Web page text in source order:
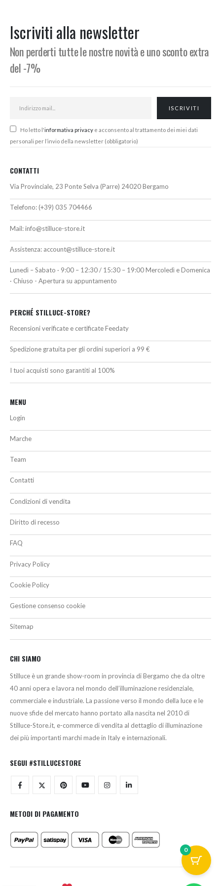
Iscriviti alla newsletter
Non perderti tutte le nostre novità e uno sconto extra
del -7%
Ho letto l'informativa privacy e acconsento al trattamento dei miei dati
personali per l’invio della newsletter (obbligatorio)
CONTATTI
Via Provinciale, 23 Ponte Selva (Parre) 24020 Bergamo
Telefono: (+39) 035 704466
Mail:info@stilluce-store.it
Assistenza: account@stilluce-store.it
Lunedì – Sabato · 9:00 – 12:30 / 15:30 – 19:00 Mercoledì e Domenica
· Chiuso - Apertura su appuntamento
PERCHÉ STILLUCE-STORE?
Recensioni verificate e certificate Feedaty
Spedizione gratuita per gli ordini superiori a 99 €
I tuoi acquisti sono garantiti al 100%
MENU
Login
Marche
Team
Contatti
Condizioni di vendita
Diritto di recesso
FAQ
Privacy Policy
Cookie Policy
Gestione consenso cookie
Sitemap
CHI SIAMO
Stilluce è un grande show-room in provincia di Bergamo che da oltre
40 anni opera e lavora nel mondo dell’illuminazione residenziale,
commerciale e industriale. La passione verso il mondo della luce e le
nuove sfide del mercato hanno portato alla nascita nel 2010 di
Stilluce-Store.it, e-commerce di vendita al dettaglio di illuminazione
dei più importanti marchi made in Italy e internazionali.
SEGUI #STILLUCESTORE
METODI DI PAGAMENTO
0